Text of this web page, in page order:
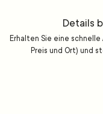
Details
Erhalten Sie eine
Preis und Ort) und